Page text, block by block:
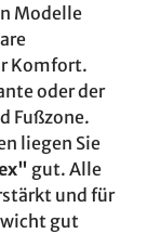
Modelle
Komfort.
oder der
Fußzone.
liegen Sie
gut. Alle
und für
gut